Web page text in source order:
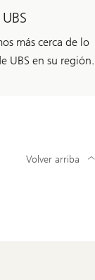
más cerca de lo
UBS en su región.
Volver arriba